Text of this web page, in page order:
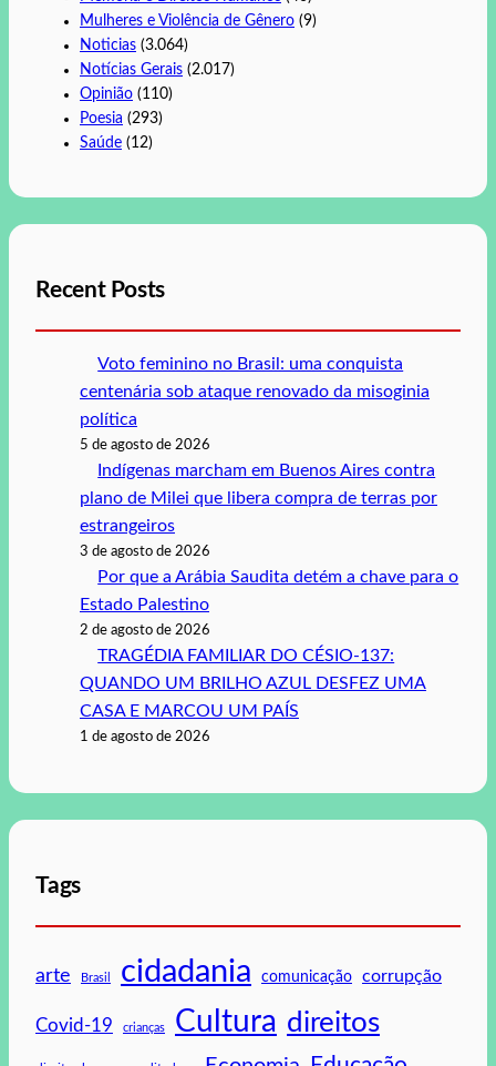
Mulheres e Violência de Gênero (9)
Noticias (3.064)
Notícias Gerais (2.017)
Opinião (110)
Poesia (293)
Saúde (12)
Recent Posts
Voto feminino no Brasil: uma conquista
centenária sob ataque renovado da misoginia
política
5 de agosto de 2026
Indígenas marcham em Buenos Aires contra
plano de Milei que libera compra de terras por
estrangeiros
3 de agosto de 2026
Por que a Arábia Saudita detém a chave para o
Estado Palestino
2 de agosto de 2026
TRAGÉDIA FAMILIAR DO CÉSIO-137:
QUANDO UM BRILHO AZUL DESFEZ UMA
CASA E MARCOU UM PAÍS
1 de agosto de 2026
Tags
arte Brasil cidadania comunicação corrupção
Covid-19 crianças Cultura direitos